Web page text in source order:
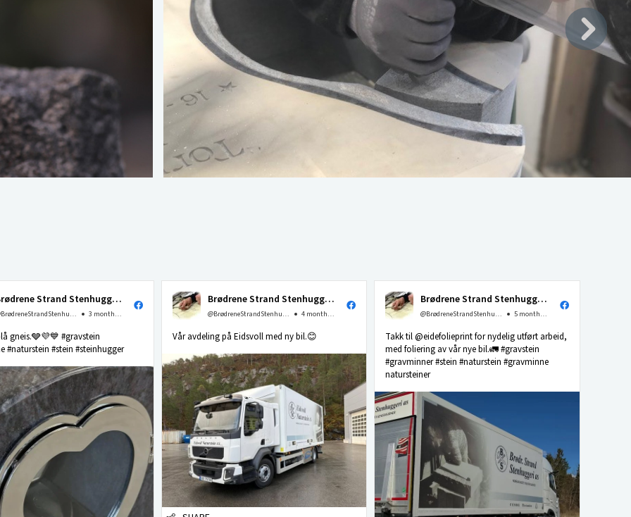
Brødrene Strand Stenhuggeri as
@BrødreneStrandStenhuggerias 3 months ago
gneis.🩶💜💙 #gravstein
#naturstein #stein #steinhugger
Brødrene Strand Stenhuggeri as
@BrødreneStrandStenhuggerias 4 months ago
Vår avdeling på Eidsvoll med ny bil.😊
Brødrene Strand Stenhuggeri as
@BrødreneStrandStenhuggerias 5 months ago
Takk til @eidefolieprint for nydelig utført arbeid,
med foliering av vår nye bil.🚛 #gravstein
#gravminner #stein #naturstein #gravminne
natursteiner